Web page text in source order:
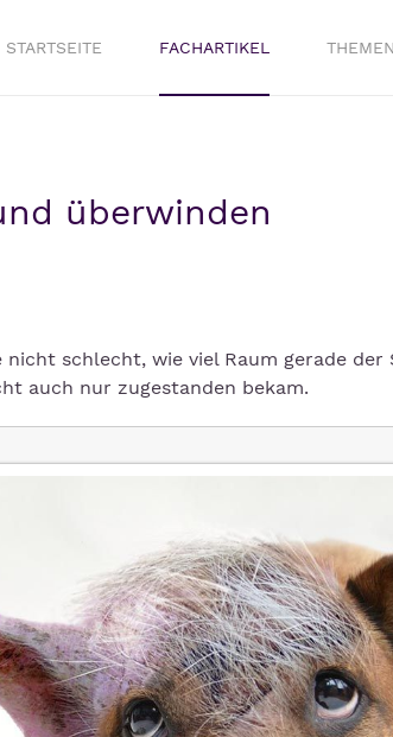
STARTSEITE FACHARTIKEL
überwinden
schlecht, wie viel Raum gerade der
auch nur zugestanden bekam.